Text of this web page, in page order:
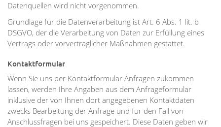
Datenquellen wird nicht vorgenommen.
Grundlage für die Datenverarbeitung ist Art. 6 Abs. 1 lit. b
DSGVO, der die Verarbeitung von Daten zur Erfüllung eines
Vertrags oder vorvertraglicher Maßnahmen gestattet.
Kontaktformular
Wenn Sie uns per Kontaktformular Anfragen zukommen
lassen, werden Ihre Angaben aus dem Anfrageformular
inklusive der von Ihnen dort angegebenen Kontaktdaten
zwecks Bearbeitung der Anfrage und für den Fall von
Anschlussfragen bei uns gespeichert. Diese Daten geben wir